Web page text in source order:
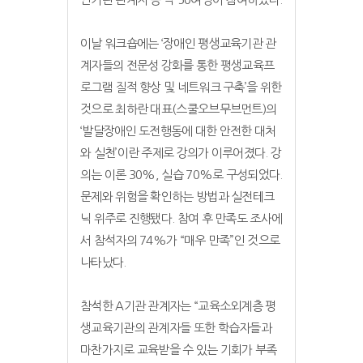
이날 워크숍에는 ‘장애인 평생교육기관 관
계자들의 전문성 강화를 통한 평생교육프
로그램 질적 향상 및 네트워크 구축’을 위한
것으로 최하란 대표(스쿨오브무브먼트)의
‘발달장애인 도전행동에 대한 안전한 대처
와 실천’이란 주제로 강의가 이루어졌다. 강
의는 이론 30%, 실습 70%로 구성되었다.
문제와 위험을 확인하는 방법과 실전테크
닉 위주로 진행됐다. 참여 후 만족도 조사에
서 참석자의 74%가 “매우 만족”인 것으로
나타났다.
참석한 A기관 관계자는 “교육소외계층 평
생교육기관의 관계자들 또한 학습자들과
마찬가지로 교육받을 수 있는 기회가 부족